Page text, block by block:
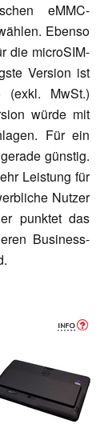
eMMC-
Ebenso
die microSIM-
Version ist
MwSt.)
würde mit
Für ein
günstig.
Leistung für
Nutzer
punktet das
Business-